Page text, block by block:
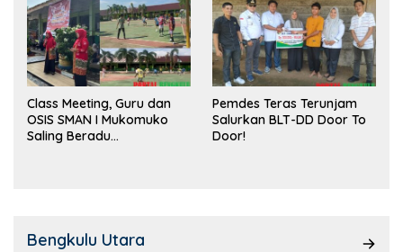
Class Meeting, Guru dan
OSIS SMAN I Mukomuko
Saling Beradu
Pemdes Teras Terunjam
Salurkan BLT-DD Door To
Door!
Bengkulu Utara